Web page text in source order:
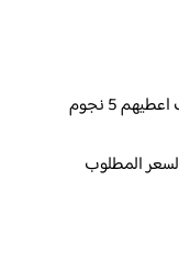
5 نجوم
المطلوب